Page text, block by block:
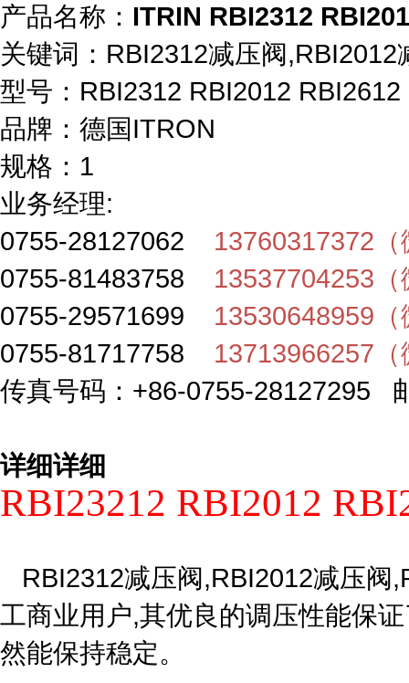
产品名称： ITRIN RBI2312
关键词： RBI2312减压阀
型号： RBI2312 RBI2012 RBI2612
品牌： 德国ITRON
规格： 1
业务经理:
0755-28127062 13760317372
0755-81483758 13537704253
0755-29571699 13530648959
0755-81717758 13713966257
传真号码：+86-0755-28127295
详细详细
RBI23212 RBI2012
RBI2312减压阀,RBI2012减压阀
工商业用户,其优良的调压性能保
然能保持稳定。